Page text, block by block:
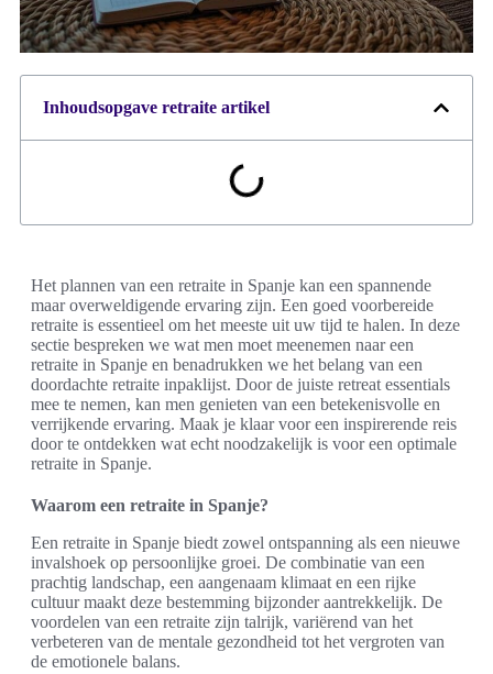
Inhoudsopgave retraite artikel
Het plannen van een retraite in Spanje kan een spannende
maar overweldigende ervaring zijn. Een goed voorbereide
retraite is essentieel om het meeste uit uw tijd te halen. In deze
sectie bespreken we wat men moet meenemen naar een
retraite in Spanje en benadrukken we het belang van een
doordachte retraite inpaklijst. Door de juiste retreat essentials
mee te nemen, kan men genieten van een betekenisvolle en
verrijkende ervaring. Maak je klaar voor een inspirerende reis
door te ontdekken wat echt noodzakelijk is voor een optimale
retraite in Spanje.
Waarom een retraite in Spanje?
Een retraite in Spanje biedt zowel ontspanning als een nieuwe
invalshoek op persoonlijke groei. De combinatie van een
prachtig landschap, een aangenaam klimaat en een rijke
cultuur maakt deze bestemming bijzonder aantrekkelijk. De
voordelen van een retraite zijn talrijk, variërend van het
verbeteren van de mentale gezondheid tot het vergroten van
de emotionele balans.